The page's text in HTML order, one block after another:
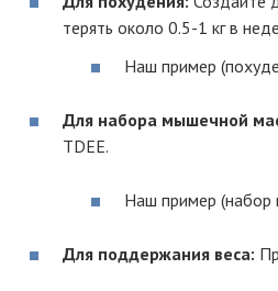
терять около 0.5-1 кг в
Наш пример
Для набора мышечной
TDEE.
Наш пример (набор
Для поддержания веса: